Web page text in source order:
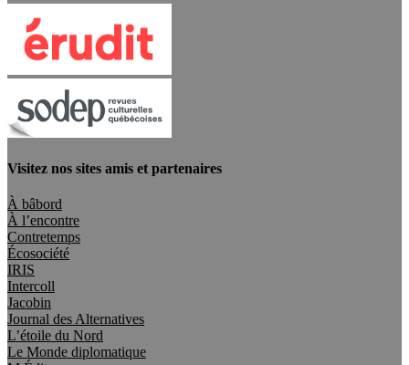
Visitez nos sites amis et partenaires
À bâbord
À l’encontre
Contretemps
Écosociété
IRIS
Intercoll
Jacobin
Journal des Alternatives
L’étoile du Nord
Le Monde diplomatique